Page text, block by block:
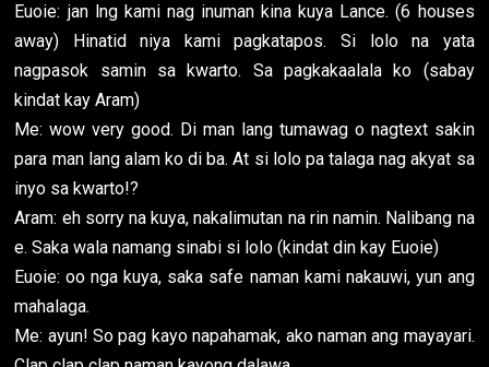
Euoie: jan lng kami nag inuman kina kuya Lance. (6 houses
away) Hinatid niya kami pagkatapos. Si lolo na yata
nagpasok samin sa kwarto. Sa pagkakaalala ko (sabay
kindat kay Aram)
Me: wow very good. Di man lang tumawag o nagtext sakin
para man lang alam ko di ba. At si lolo pa talaga nag akyat sa
inyo sa kwarto!?
Aram: eh sorry na kuya, nakalimutan na rin namin. Nalibang na
e. Saka wala namang sinabi si lolo (kindat din kay Euoie)
Euoie: oo nga kuya, saka safe naman kami nakauwi, yun ang
mahalaga.
Me: ayun! So pag kayo napahamak, ako naman ang mayayari.